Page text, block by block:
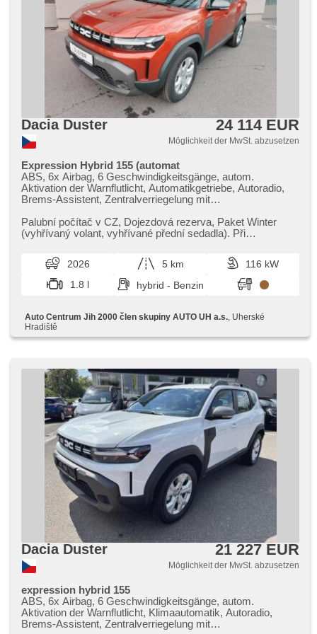
Dacia Duster 24 114 EUR
Möglichkeit der MwSt. abzusetzen
Expression Hybrid 155 (automat
ABS, 6x Airbag, 6 Geschwindigkeitsgänge, autom.
Aktivation der Warnflutlicht, Automatikgetriebe, Autoradio,
Brems-Assistent, Zentralverriegelung mit
Beifahrerairbagdeaktivierung, Teilbare Rücksitzbank, El.
Vorderscheiben, El. Seitenscheiben, El. Klappspiegel, El.
Alufelgen, Multifunktionslenkrad, Lenkrad einstellbar,
Bordcomputer, erfüllt 'EURO VI', Servolenkung,
Vorderlichter LED, Antriebsschlupfregelung (ASR),
Fahrgestell Niveauregulierung, Scheibenwischersensor,
Stabilitätsprogramm (ESP), Dachträger, Tempomat, USB,
Außenthermometer, beheizte Sitze, beheizte Spiegel,
beheizte Lenkrad, Ausziehbare Kopflehnen,
rozjezdu do kopce (HSA), hands free, Fahrkamera, digitální
příjem rádia (DAB), Android Auto, Apple CarPlay, parkovací
senzory zadní
Palubní počítač v CZ,​ Dojezdová rezerva,​ Paket Winter
(vyhřívaný volant,​ vyhřívané přední sedadla). Při
2026 5 km
116 kW
1.8 l
hybrid - Benzin
Auto Centrum Jih 2000 člen skupiny AUTO UH a.s. , Uherské
Hradiště
Dacia Duster 21 227 EUR
Möglichkeit der MwSt. abzusetzen
expression hybrid 155
ABS, 6x Airbag, 6 Geschwindigkeitsgänge, autom.
Aktivation der Warnflutlicht, Klimaautomatik, Autoradio,
Brems-Assistent, Zentralverriegelung mit